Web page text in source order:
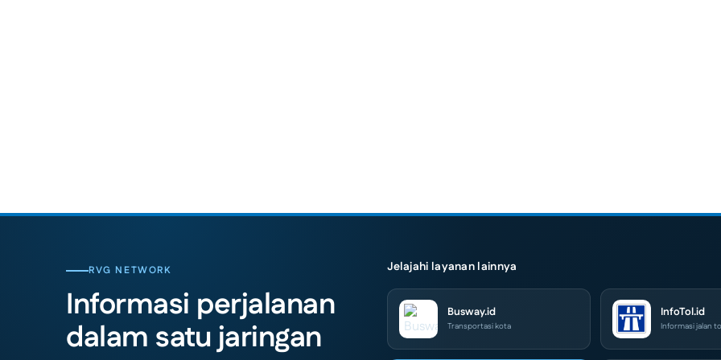
RVG NETWORK
Informasi perjalanan
dalam satu jaringan
Jelajahi layanan lainnya
Busway.id
Transportasi kota
InfoTol.id
Informasi jalan